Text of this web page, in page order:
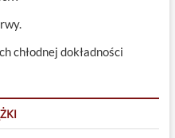
chłodnej dokładności